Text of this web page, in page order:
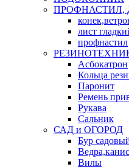
ПРОФНАСТИЛ,
лист
профнастил
Асбокатрон
Кольца
Паронит
Ремень
Рукава
Сальник
САД и ОГОРОД
Бур
Вилы